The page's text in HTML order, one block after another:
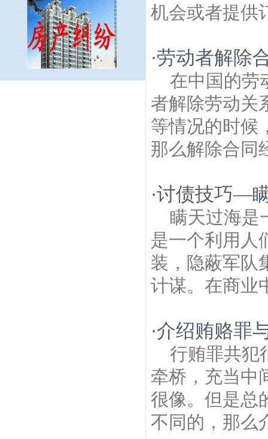
机会或者提供
·劳动者解除
在中国的劳
者解除劳动关
等情况的时候
那么解除合同
·讨债技巧—
瞒天过海是
是一个利用人
装，隐蔽军队
计谋。在商业
·介绍贿赂罪
行贿罪共犯
牵桥，充当中
很像。但是总
不同的，那么